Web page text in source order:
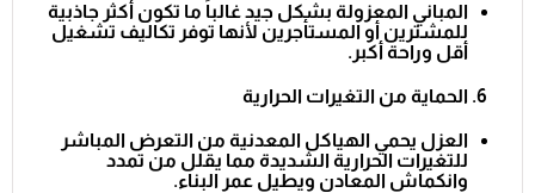
المباني المعزولة بشكل جيد غالباً ما تكون أكثر جاذبية
للمشترين أو المستأجرين لأنها توفر تكاليف تشغيل
أقل وراحة أكبر.
الحماية من التغيرات الحرارية
العزل يحمي الهياكل المعدنية من التعرض المباشر
للتغيرات الحرارية الشديدة مما يقلل من تمدد
وانكماش المعادن ويطيل عمر البناء.